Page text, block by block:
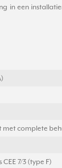
in een
met complete
7/3 (type F)